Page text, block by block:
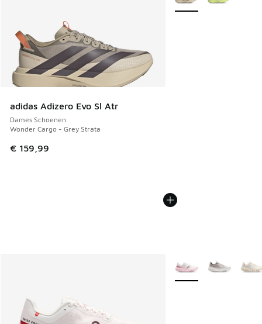
adidas Adizero Evo Sl Atr
Dames Schoenen
Wonder Cargo - Grey Strata
€ 159,99
Meer kleuren